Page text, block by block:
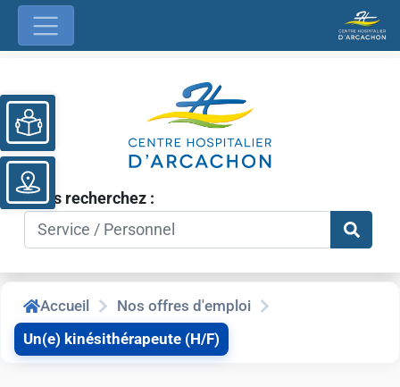
Vous recherchez :
Ouvrir la barre d’outils
Accueil
Nos offres d'emploi
Un(e) kinésithérapeute (H/F)